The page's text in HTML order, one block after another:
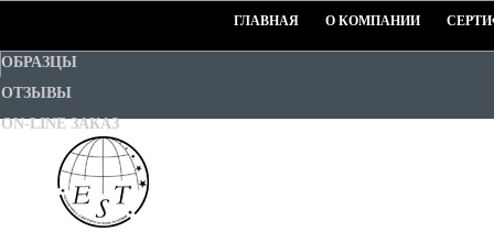
ГЛАВНАЯ О КОМПАНИИ
ОБРАЗЦЫ
ОТЗЫВЫ
ON-LINE ЗАКАЗ